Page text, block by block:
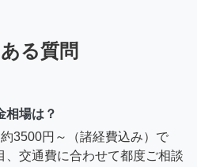
る質問
相場は？
3500円～（諸経費込み）で
、交通費に合わせて都度ご相談